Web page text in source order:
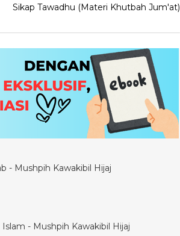
Sikap Tawadhu (Materi Khutbah Jum'at)
- Mushpih Kawakibil Hijaj
- Mushpih Kawakibil Hijaj